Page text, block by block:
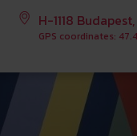
H-1118
GPS coordinates: